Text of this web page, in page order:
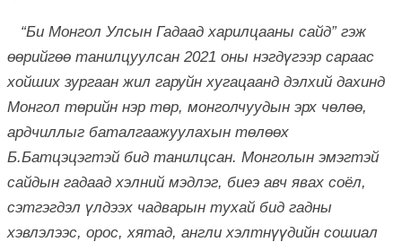
“Би Монгол Улсын Гадаад харилцааны сайд” гэж
өөрийгөө танилцуулсан 2021 оны нэгдүгээр сараас
хойших зургаан жил гаруйн хугацаанд дэлхий дахинд
Монгол төрийн нэр төр, монголчуудын эрх чөлөө,
ардчиллыг баталгаажуулахын төлөөх
Б.Батцэцэгтэй бид танилцсан. Монголын эмэгтэй
сайдын гадаад хэлний мэдлэг, биеэ авч явах соёл,
сэтгэгдэл үлдээх чадварын тухай бид гадны
хэвлэлээс, орос, хятад, англи хэлтнүүдийн сошиал